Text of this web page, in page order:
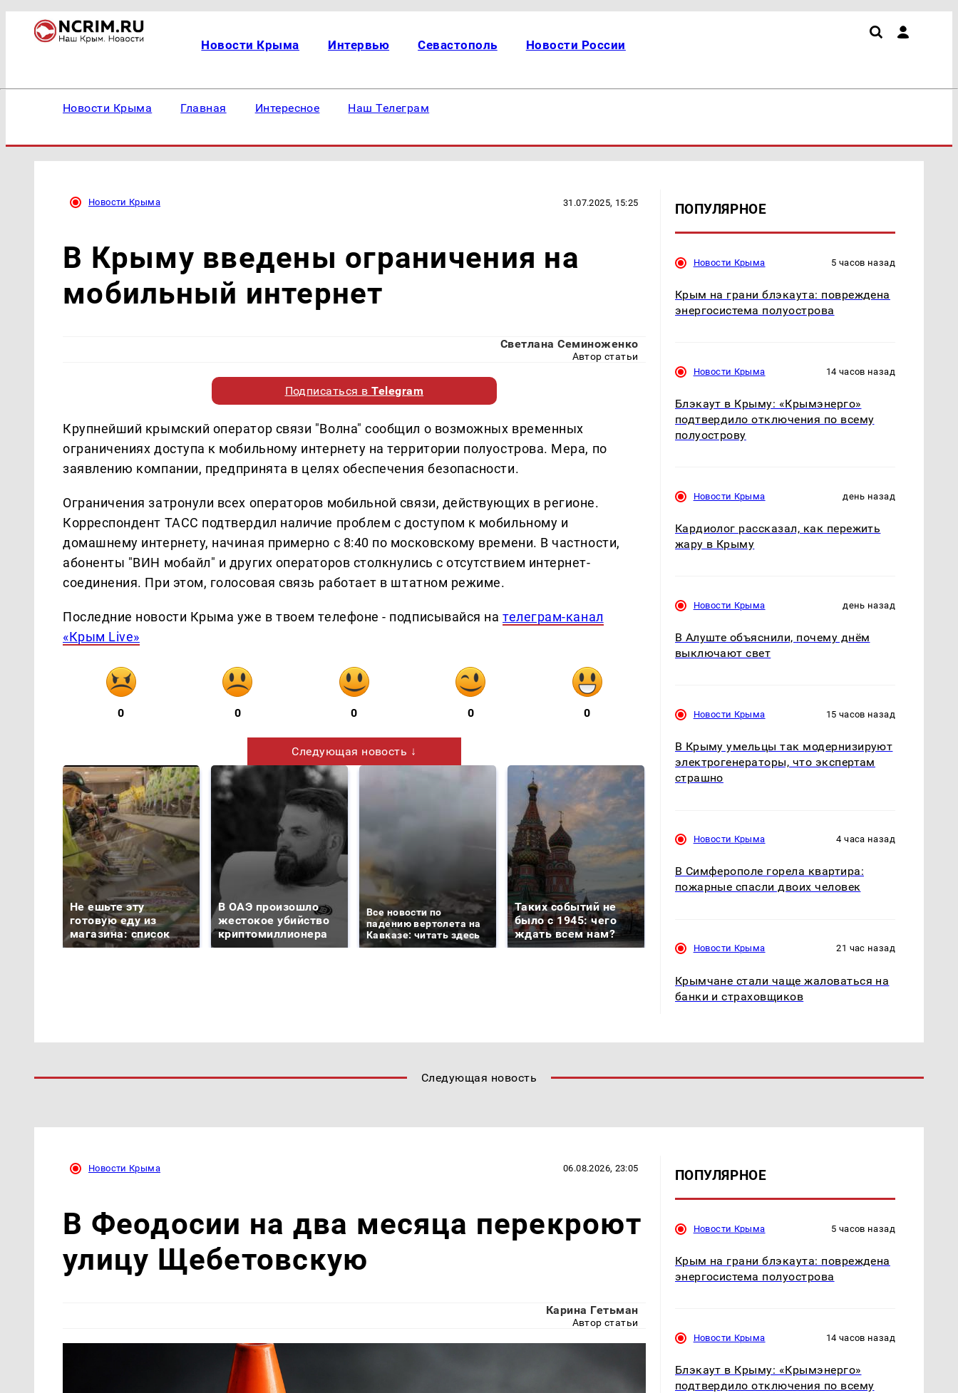
Новости Крыма Интервью Севастополь Новости России
Новости Крыма Главная Интересное Наш Телеграм
Новости Крыма 31.07.2025, 15:25
В Крыму введены ограничения на
мобильный интернет
Светлана Семиноженко
Автор статьи
Подписаться вTelegram
Крупнейший крымский оператор связи "Волна" сообщил о возможных временных
ограничениях доступа к мобильному интернету на территории полуострова. Мера, по
заявлению компании, предпринята в целях обеспечения безопасности.
Ограничения затронули всех операторов мобильной связи, действующих в регионе.
Корреспондент ТАСС подтвердил наличие проблем с доступом к мобильному и
домашнему интернету, начиная примерно с 8:40 по московскому времени. В частности,
абоненты "ВИН мобайл" и других операторов столкнулись с отсутствием интернет-
соединения. При этом, голосовая связь работает в штатном режиме.
Последние новости Крыма уже в твоем телефоне - подписывайся нателеграм-канал
«Крым Live»
0 0 0 0 0
Следующая новость ↓
Не ешьте эту
готовую еду из
магазина: список
В ОАЭ произошло
жестокое убийство
криптомиллионера
Все новости по
падению вертолета на
Кавказе: читать здесь
Таких событий не
было с 1945: чего
ждать всем нам?
СМИ: В Химках на
ПОПУЛЯРНОЕ
Новости Крыма 5 часов назад
Крым на грани блэкаута: повреждена
энергосистема полуострова
Новости Крыма 14 часов назад
Блэкаут в Крыму: «Крымэнерго»
подтвердило отключения по всему
полуострову
Новости Крыма день назад
Кардиолог рассказал, как пережить
жару в Крыму
Новости Крыма день назад
В Алуште объяснили, почему днём
выключают свет
Новости Крыма 15 часов назад
В Крыму умельцы так модернизируют
электрогенераторы, что экспертам
страшно
Новости Крыма 4 часа назад
В Симферополе горела квартира:
пожарные спасли двоих человек
Новости Крыма 21 час назад
Крымчане стали чаще жаловаться на
банки и страховщиков
Следующая новость
Новости Крыма 06.08.2026, 23:05
В Феодосии на два месяца перекроют
улицу Щебетовскую
Карина Гетьман
Автор статьи
ПОПУЛЯРНОЕ
Новости Крыма 5 часов назад
Крым на грани блэкаута: повреждена
энергосистема полуострова
Новости Крыма 14 часов назад
Блэкаут в Крыму: «Крымэнерго»
подтвердило отключения по всему